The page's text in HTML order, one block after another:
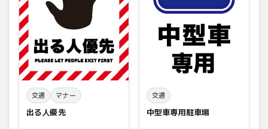
交通 マナー
出る人優先
交通
中型車専用駐車場